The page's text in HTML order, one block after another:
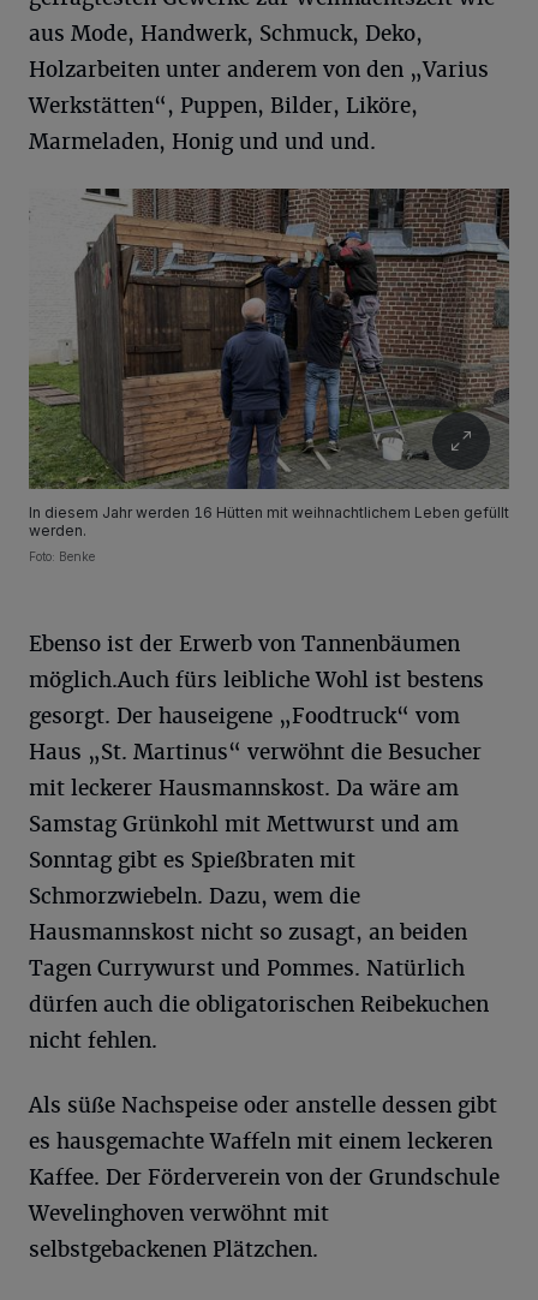
aus Mode, Handwerk, Schmuck, Deko,
Holzarbeiten unter anderem von den „Varius
Werkstätten“, Puppen, Bilder, Liköre,
Marmeladen, Honig und und und.
In diesem Jahr werden 16 Hütten mit weihnachtlichem Leben gefüllt
werden.
Foto: Benke
Ebenso ist der Erwerb von Tannenbäumen
möglich.Auch fürs leibliche Wohl ist bestens
gesorgt. Der hauseigene „Foodtruck“ vom
Haus „St. Martinus“ verwöhnt die Besucher
mit leckerer Hausmannskost. Da wäre am
Samstag Grünkohl mit Mettwurst und am
Sonntag gibt es Spießbraten mit
Schmorzwiebeln. Dazu, wem die
Hausmannskost nicht so zusagt, an beiden
Tagen Currywurst und Pommes. Natürlich
dürfen auch die obligatorischen Reibekuchen
nicht fehlen.
Als süße Nachspeise oder anstelle dessen gibt
es hausgemachte Waffeln mit einem leckeren
Kaffee. Der Förderverein von der Grundschule
Wevelinghoven verwöhnt mit
selbstgebackenen Plätzchen.